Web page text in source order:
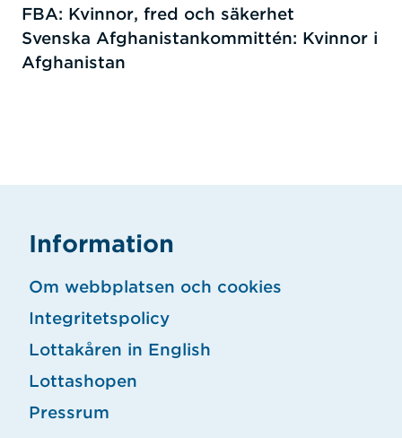
FBA: Kvinnor, fred och säkerhet
Svenska Afghanistankommittén: Kvinnor i
Afghanistan
Information
Om webbplatsen och cookies
Integritetspolicy
Lottakåren in English
Lottashopen
Pressrum